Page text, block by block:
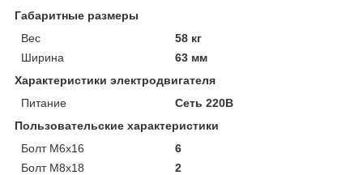
Габаритные размеры
Вес
58 кг
Ширина
63 мм
Характеристики электродвигателя
Питание
Сеть 220В
Пользовательские характеристики
Болт М6х16
6
Болт М8х18
2